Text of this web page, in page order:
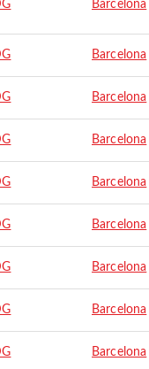
Barcelona
Barcelona
Barcelona
Barcelona
Barcelona
Barcelona
Barcelona
Barcelona
Barcelona